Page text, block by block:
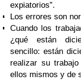
expiatorios”.
Los errores son
Cuando los
¿qué están
sencillo: están
realizar su
ellos mismos y de